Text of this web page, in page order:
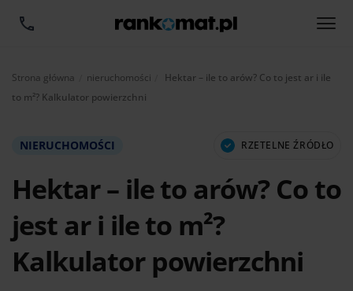
Strona główna nieruchomości Aktualnie:
Hektar – ile to arów? Co to jest ar i ile
to m²? Kalkulator powierzchni
NIERUCHOMOŚCI RZETELNE ŹRÓDŁO
Hektar – ile to arów? Co to
jest ar i ile to m²?
Kalkulator powierzchni